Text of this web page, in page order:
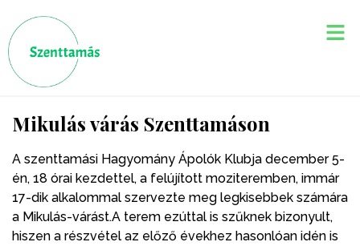
Mikulás várás Szenttamáson
A szenttamási Hagyomány Ápolók Klubja december 5-
én, 18 órai kezdettel, a felújított moziteremben, immár
17-dik alkalommal szervezte meg legkisebbek számára
a Mikulás-várást.A terem ezúttal is szűknek bizonyult,
hiszen a részvétel az előző évekhez hasonlóan idén is